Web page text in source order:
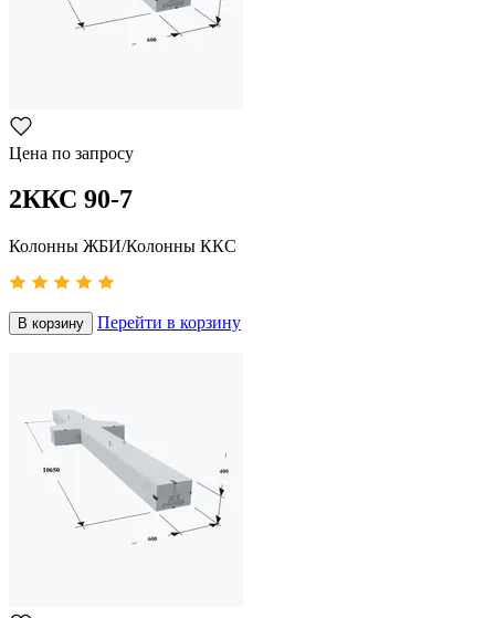
Цена по запросу
2ККС 90-7
Колонны ЖБИ/Колонны ККС
В корзину Перейти в корзину